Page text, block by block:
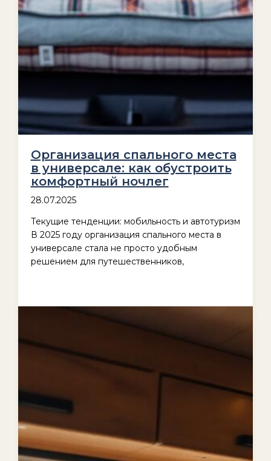
Организация спального места
в универсале: как обустроить
комфортный ночлег
28.07.2025
Текущие тенденции: мобильность и автотуризм
В 2025 году организация спального места в
универсале стала не просто удобным
решением для путешественников,